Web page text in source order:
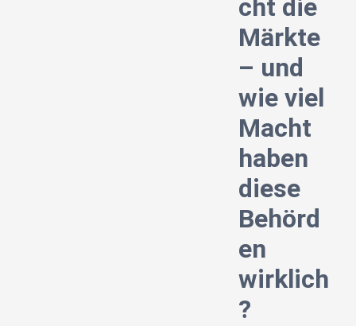
cht die
Märkte
– und
wie viel
Macht
haben
diese
Behörd
en
wirklich
?